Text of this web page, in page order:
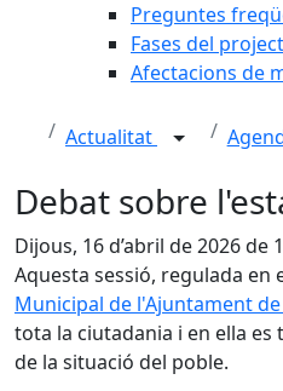
Preguntes
Fases del
Afectacions de
Actualitat
Debat sobre
Dijous, 16 d’abril de 2026 de
Aquesta sessió, regulada en
Municipal de l'Ajuntament
tota la ciutadania i en ella es
de la situació del poble.